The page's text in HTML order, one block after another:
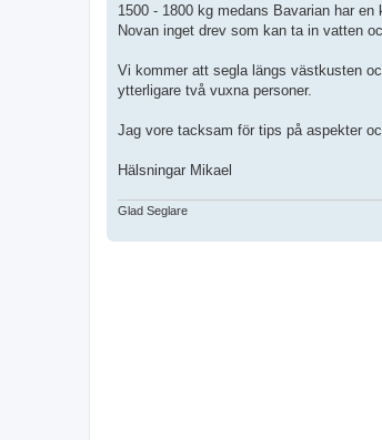
1500 - 1800 kg medans Bavarian har
Novan inget drev som kan ta in vatten
Vi kommer att segla längs västkusten
ytterligare två vuxna personer.
Jag vore tacksam för tips på aspekter
Hälsningar Mikael
Glad Seglare